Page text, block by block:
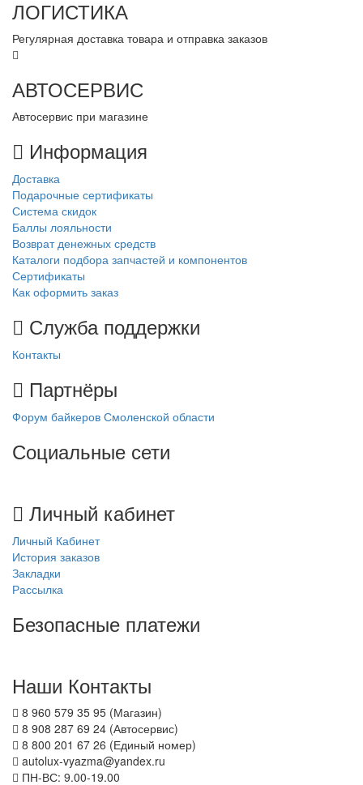
ЛОГИСТИКА
Регулярная доставка товара и отправка заказов
АВТОСЕРВИС
Автосервис при магазине
Информация
Доставка
Подарочные сертификаты
Система скидок
Баллы лояльности
Возврат денежных средств
Каталоги подбора запчастей и компонентов
Сертификаты
Как оформить заказ
Служба поддержки
Контакты
Партнёры
Форум байкеров Смоленской области
Социальные сети
Личный кабинет
Личный Кабинет
История заказов
Закладки
Рассылка
Безопасные платежи
Наши Контакты
8 960 579 35 95 (Магазин)
8 908 287 69 24 (Автосервис)
8 800 201 67 26 (Единый номер)
autolux-vyazma@yandex.ru
ПН-ВС: 9.00-19.00